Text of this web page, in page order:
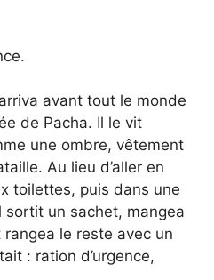
avant tout le monde
de Pacha. Il le vit
une ombre, vêtement
Au lieu d’aller en
toilettes, puis dans une
sortit un sachet, mangea
le reste avec un
: ration d’urgence,